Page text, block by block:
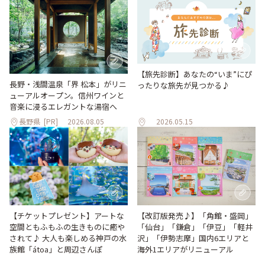
長野・浅間温泉「界 松本」がリニ
ューアルオープン。信州ワインと
音楽に浸るエレガントな湯宿へ
長野県 [PR] 2026.08.05
【旅先診断】あなたの“いま”にぴ
ったりな旅先が見つかる♪
2026.05.15
【チケットプレゼント】アートな
空間ともふもふの生きものに癒や
されて♪ 大人も楽しめる神戸の水
族館「átoa」と周辺さんぽ
【改訂版発売♪】「角館・盛岡」
「仙台」「鎌倉」「伊豆」「軽井
沢」「伊勢志摩」国内6エリアと
海外1エリアがリニューアル